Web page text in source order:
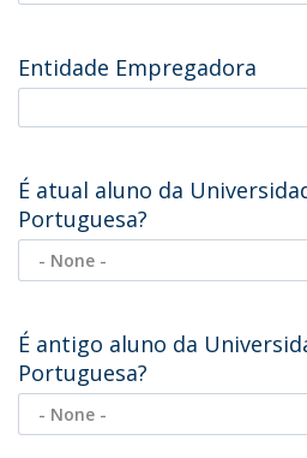
Entidade Empregadora
É atual aluno da
Portuguesa?
É antigo aluno da
Portuguesa?